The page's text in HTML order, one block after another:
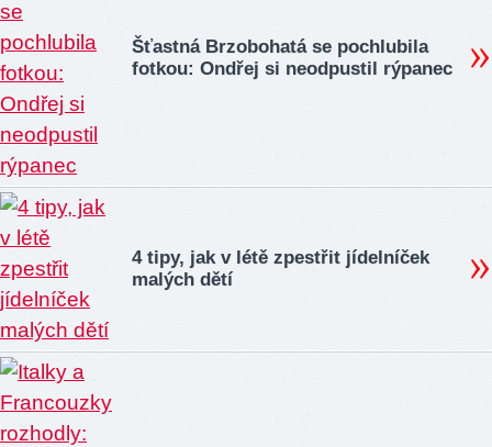
Šťastná Brzobohatá se pochlubila
fotkou: Ondřej si neodpustil rýpanec
4 tipy, jak v létě zpestřit jídelníček
malých dětí